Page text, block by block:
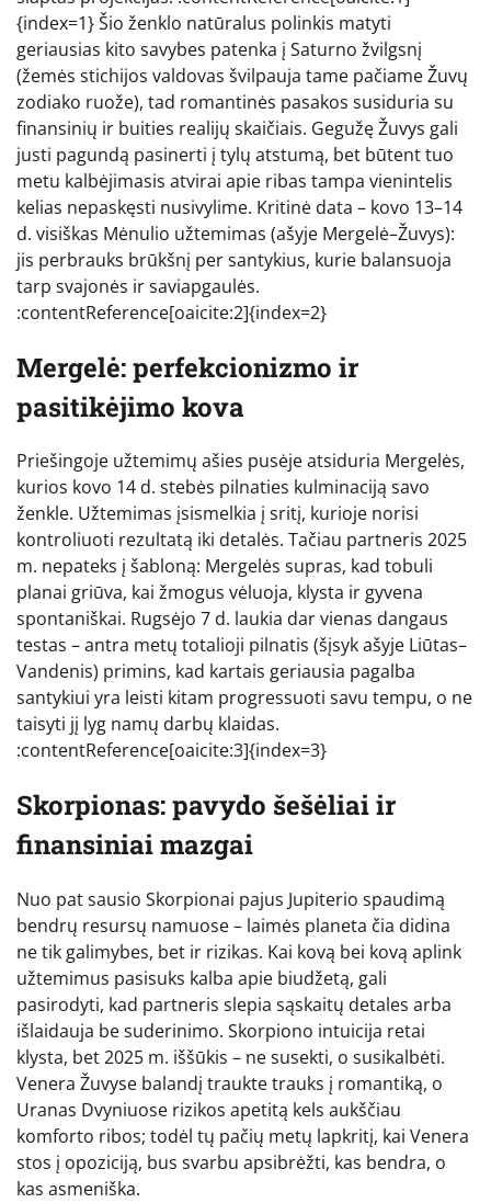
{index=1} Šio ženklo natūralus polinkis matyti
geriausias kito savybes patenka į Saturno žvilgsnį
(žemės stichijos valdovas švilpauja tame pačiame Žuvų
zodiako ruože), tad romantinės pasakos susiduria su
finansinių ir buities realijų skaičiais. Gegužę Žuvys gali
justi pagundą pasinerti į tylų atstumą, bet būtent tuo
metu kalbėjimasis atvirai apie ribas tampa vienintelis
kelias nepaskęsti nusivylime. Kritinė data – kovo 13–14
d. visiškas Mėnulio užtemimas (ašyje Mergelė–Žuvys):
jis perbrauks brūkšnį per santykius, kurie balansuoja
tarp svajonės ir saviapgaulės.
:contentReference[oaicite:2]{index=2}
Mergelė: perfekcionizmo ir
pasitikėjimo kova
Priešingoje užtemimų ašies pusėje atsiduria Mergelės,
kurios kovo 14 d. stebės pilnaties kulminaciją savo
ženkle. Užtemimas įsismelkia į sritį, kurioje norisi
kontroliuoti rezultatą iki detalės. Tačiau partneris 2025
m. nepateks į šabloną: Mergelės supras, kad tobuli
planai griūva, kai žmogus vėluoja, klysta ir gyvena
spontaniškai. Rugsėjo 7 d. laukia dar vienas dangaus
testas – antra metų totalioji pilnatis (šįsyk ašyje Liūtas–
Vandenis) primins, kad kartais geriausia pagalba
santykiui yra leisti kitam progressuoti savu tempu, o ne
taisyti jį lyg namų darbų klaidas.
:contentReference[oaicite:3]{index=3}
Skorpionas: pavydo šešėliai ir
finansiniai mazgai
Nuo pat sausio Skorpionai pajus Jupiterio spaudimą
bendrų resursų namuose – laimės planeta čia didina
ne tik galimybes, bet ir rizikas. Kai kovą bei kovą aplink
užtemimus pasisuks kalba apie biudžetą, gali
pasirodyti, kad partneris slepia sąskaitų detales arba
išlaidauja be suderinimo. Skorpiono intuicija retai
klysta, bet 2025 m. iššūkis – ne susekti, o susikalbėti.
Venera Žuvyse balandį traukte trauks į romantiką, o
Uranas Dvyniuose rizikos apetitą kels aukščiau
komforto ribos; todėl tų pačių metų lapkritį, kai Venera
stos į opoziciją, bus svarbu apsibrėžti, kas bendra, o
kas asmeniška.